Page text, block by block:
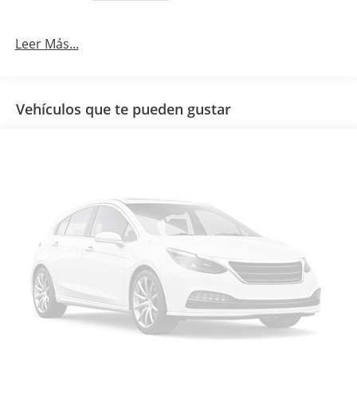
Leer Más...
Vehículos que te pueden gustar